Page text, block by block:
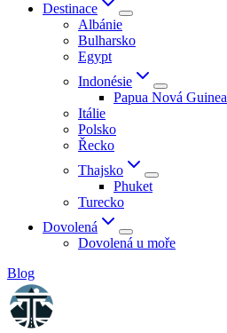
Destinace
Albánie
Bulharsko
Egypt
Indonésie
Papua Nová Guinea
Itálie
Polsko
Řecko
Thajsko
Phuket
Turecko
Dovolená
Dovolená u moře
Blog